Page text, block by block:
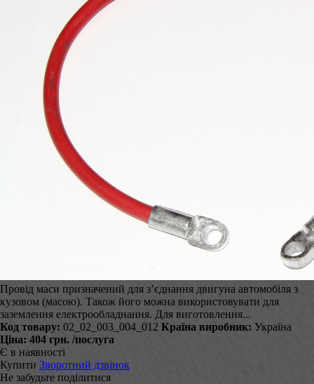
Провід маси призначений для з’єднання двигуна автомобіля з
кузовом (масою). Також його можна використовувати для
заземлення електрообладнання. Для виготовлення...
Код товару: 02_02_003_004_012 Країна виробник: Україна
Ціна: 404 грн. /послуга
Є в наявності
Купити Зворотний дзвінок
Не забудьте поділитися